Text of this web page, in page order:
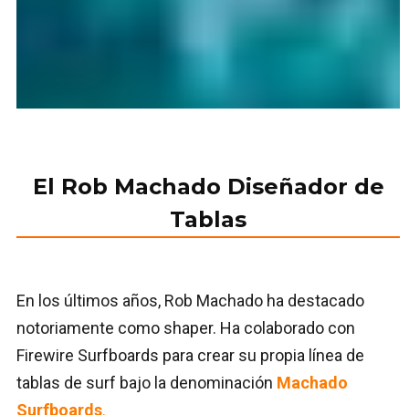
El Rob Machado Diseñador de
Tablas
En los últimos años, Rob Machado ha destacado
notoriamente como shaper. Ha colaborado con
Firewire Surfboards para crear su propia línea de
tablas de surf bajo la denominación Machado
Surfboards.